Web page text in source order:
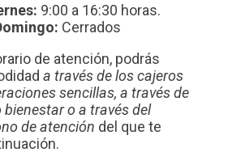
9:00 a 16:30 horas.
Cerrados
de atención, podrás
a través de los cajeros
sencillas, a través de
bienestar o a través del
de atención del que te